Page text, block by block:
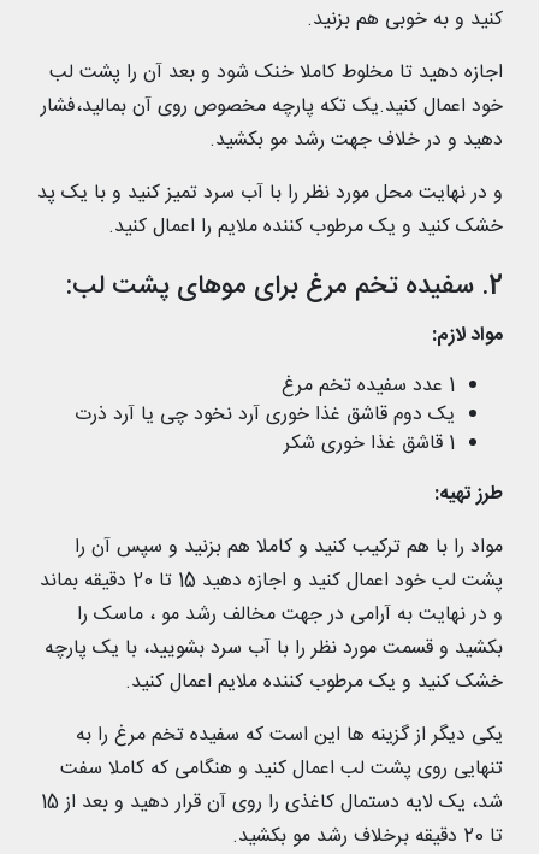
کنید و به خوبی هم بزنید.
اجازه دهید تا مخلوط کاملا خنک شود و بعد آن را پشت لب
خود اعمال کنید.یک تکه پارچه مخصوص روی آن بمالید،فشار
دهید و در خلاف جهت رشد مو بکشید.
و در نهایت محل مورد نظر را با آب سرد تمیز کنید و با یک پد
خشک کنید و یک مرطوب کننده ملایم را اعمال کنید.
2. سفیده تخم مرغ برای موهای پشت لب:
مواد لازم:
1 عدد سفیده تخم مرغ
یک دوم قاشق غذا خوری آرد نخود چی یا آرد ذرت
1 قاشق غذا خوری شکر
طرز تهیه:
مواد را با هم ترکیب کنید و کاملا هم بزنید و سپس آن را
پشت لب خود اعمال کنید و اجازه دهید 15 تا 20 دقیقه بماند
و در نهایت به آرامی در جهت مخالف رشد مو ، ماسک را
بکشید و قسمت مورد نظر را با آب سرد بشویید، با یک پارچه
خشک کنید و یک مرطوب کننده ملایم اعمال کنید.
یکی دیگر از گزینه ها این است که سفیده تخم مرغ را به
تنهایی روی پشت لب اعمال کنید و هنگامی که کاملا سفت
شد، یک لایه دستمال کاغذی را روی آن قرار دهید و بعد از 15
تا 20 دقیقه برخلاف رشد مو بکشید.